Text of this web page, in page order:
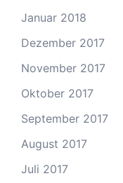
Januar 2018
Dezember 2017
November 2017
Oktober 2017
September 2017
August 2017
Juli 2017